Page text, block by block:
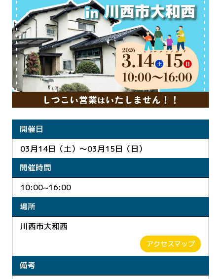
開催日
03月14日（土）～03月15日（日）
開催時間
10:00~16:00
場所
川西市大和西
アクセスマップ
備考